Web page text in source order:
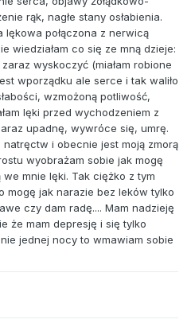
rąk, nagłe stany osłabienia.
lękowa połączona z nerwicą
wiedziałam co się ze mną dzieje:
wyskoczyć (miałam robione
wporządku ale serce i tak waliło
wzmożoną potliwość,
lęki przed wychodzeniem z
upadnę, wywróce się, umrę.
i obecnie jest moją zmorą
wyobrażam sobie jak mogę
mnie lęki. Tak ciężko z tym
mogę jak narazie bez leków tylko
czy dam radę.... Mam nadzieję
że mam depresję i się tylko
jednej nocy to wmawiam sobie